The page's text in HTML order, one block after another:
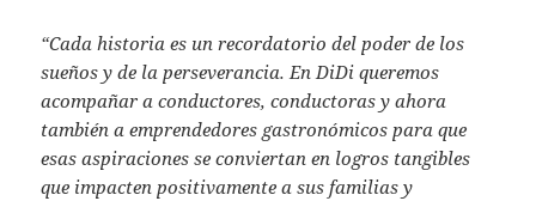
“Cada historia es un recordatorio del poder de los
sueños y de la perseverancia. En DiDi queremos
acompañar a conductores, conductoras y ahora
también a emprendedores gastronómicos para que
esas aspiraciones se conviertan en logros tangibles
que impacten positivamente a sus familias y